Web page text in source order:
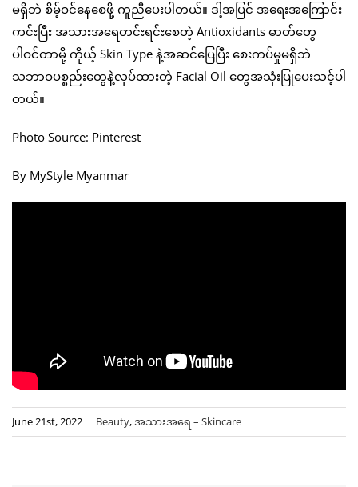
မရှိဘဲ စိမ့်ဝင်နေစေဖို့ ကူညီပေးပါတယ်။ ဒါ့အပြင် အရေးအကြောင်း
ကင်းပြီး အသားအရေတင်းရင်းစေတဲ့ Antioxidants ဓာတ်တွေ
ပါဝင်တာမို့ ကိုယ့် Skin Type နဲ့အဆင်ပြေပြီး စေးကပ်မှုမရှိဘဲ
သဘာဝပစ္စည်းတွေနဲ့လုပ်ထားတဲ့ Facial Oil တွေအသုံးပြုပေးသင့်ပါ
တယ်။
Photo Source: Pinterest
By MyStyle Myanmar
June 21st, 2022 | Beauty,အသားအရေ – Skincare